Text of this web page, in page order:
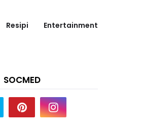
Resipi Entertainment
SOCMED